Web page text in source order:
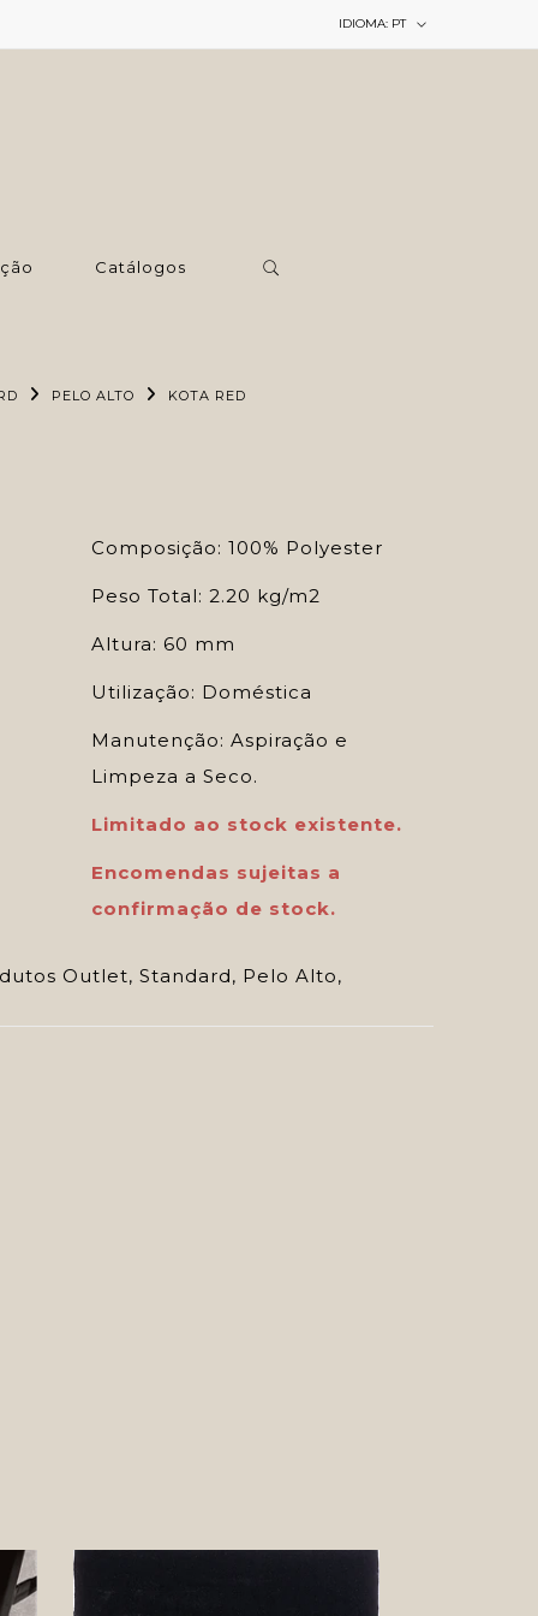
IDIOMA: PT
Catálogos
PELO ALTO KOTA RED
Composição: 100% Polyester
Peso Total: 2.20 kg/m2
Altura: 60 mm
Utilização: Doméstica
Manutenção: Aspiração e
Limpeza a Seco.
Limitado ao stock existente.
Encomendas sujeitas a
confirmação de stock.
Outlet, Standard, Pelo Alto,